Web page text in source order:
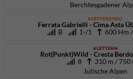
Berchtesgadener
KLETTERSTEIG
Ferrata Gabrielli - Cima Asta
B
1-/1 600 Hm
KLETTERN
Rot(Punkt)Wild - Cresta
8
310 m / 750
Julische Alpen